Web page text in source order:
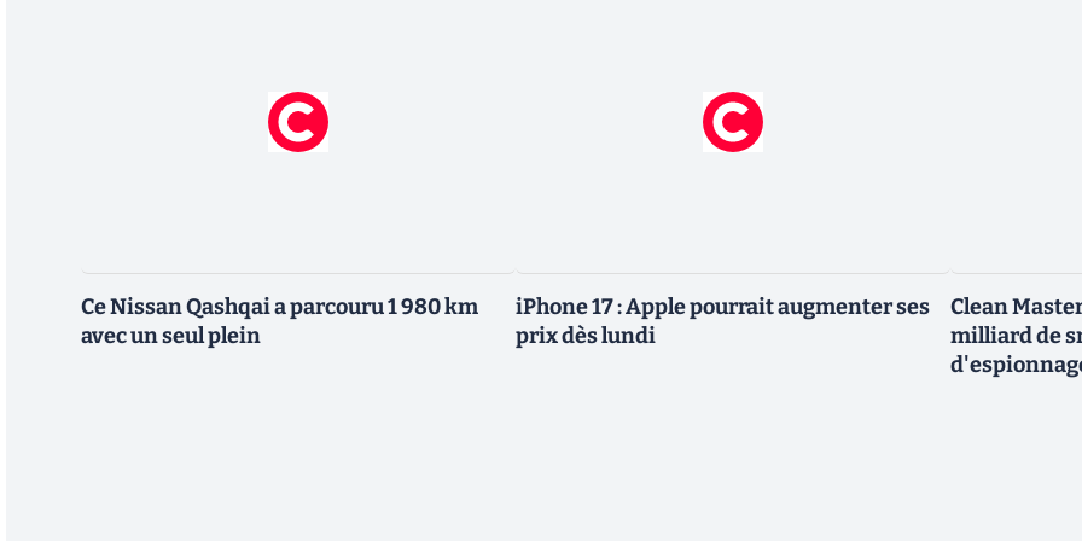
Ce Nissan Qashqai a parcouru 1 980 km
avec un seul plein
iPhone 17 : Apple pourrait augmenter ses
prix dès lundi
Clean
milliard de